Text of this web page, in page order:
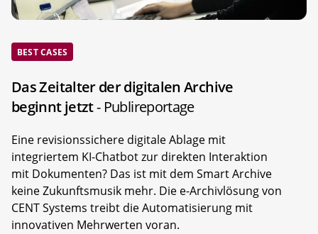
BEST CASES
Das Zeitalter der digitalen Archive
beginnt jetzt- Publireportage
Eine revisionssichere digitale Ablage mit
integriertem KI-Chatbot zur direkten Interaktion
mit Dokumenten? Das ist mit dem Smart Archive
keine Zukunftsmusik mehr. Die e-Archivlösung von
CENT Systems treibt die Automatisierung mit
innovativen Mehrwerten voran.